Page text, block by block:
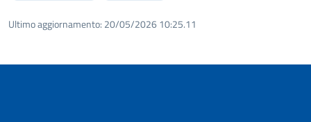
Ultimo aggiornamento: 20/05/2026 10:25.11